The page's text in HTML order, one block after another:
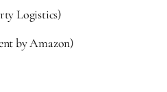
Logistics)
by Amazon)